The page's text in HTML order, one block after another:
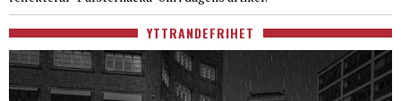
YTTRANDEFRIHET